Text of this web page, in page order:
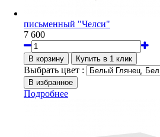
письменный "Челси"
7 600
Выбрать цвет :
Подробнее